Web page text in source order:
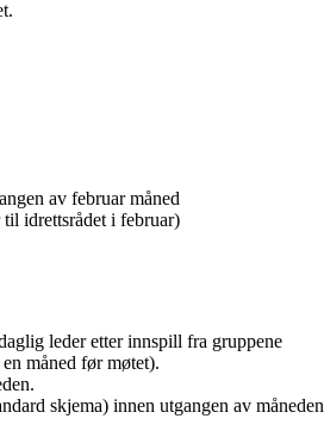
av februar måned
idrettsrådet i februar)
leder etter innspill fra gruppene
måned før møtet).
skjema) innen utgangen av måneden